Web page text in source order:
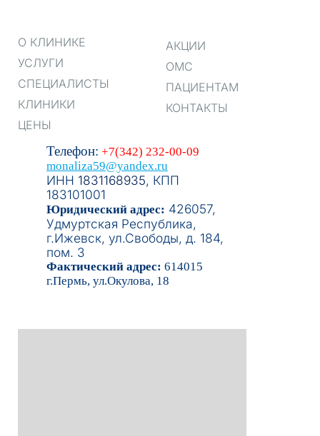
О КЛИНИКЕ
УСЛУГИ
СПЕЦИАЛИСТЫ
КЛИНИКИ
ЦЕНЫ
АКЦИИ
ОМС
ПАЦИЕНТАМ
КОНТАКТЫ
Телефон: +7(342) 232-00-09
monaliza59@yandex.ru
ИНН 1831168935, КПП
183101001
Юридический адрес: 426057,
Удмуртская Республика,
г.Ижевск, ул.Свободы, д. 184,
пом. 3
Фактический адрес: 614015
г.Пермь, ул.Окулова, 18